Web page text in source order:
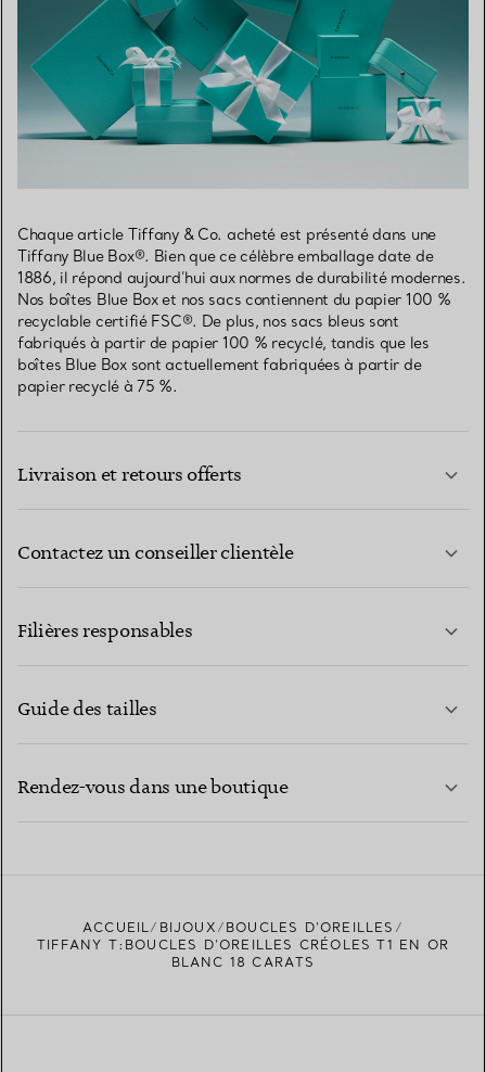
Chaque article Tiffany & Co. acheté est présenté dans une
Tiffany Blue Box®. Bien que ce célèbre emballage date de
1886, il répond aujourd’hui aux normes de durabilité modernes.
Nos boîtes Blue Box et nos sacs contiennent du papier 100 %
recyclable certifié FSC®. De plus, nos sacs bleus sont
fabriqués à partir de papier 100 % recyclé, tandis que les
boîtes Blue Box sont actuellement fabriquées à partir de
papier recyclé à 75 %.
Livraison et retours offerts
Contactez un conseiller clientèle
Filières responsables
Guide des tailles
Rendez-vous dans une boutique
TROUVEZ LA BOUTIQUE LA PLUS PROCHE
ACCUEIL BIJOUX
BOUCLES D’OREILLES
TIFFANY T:BOUCLES D’OREILLES CRÉOLES T1 EN OR
BLANC 18 CARATS